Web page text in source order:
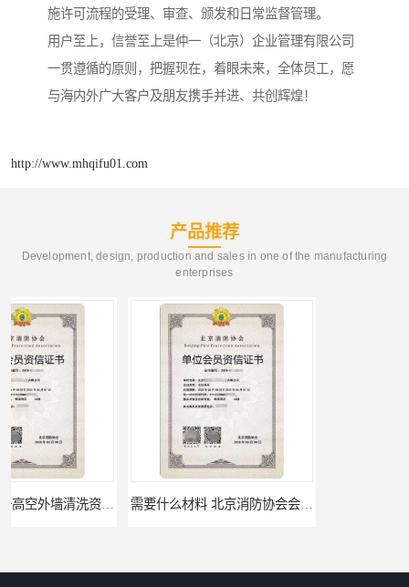
施许可流程的受理、审查、颁发和日常监督管理。
用户至上，信誉至上是仲一（北京）企业管理有限公司
一贯遵循的原则，把握现在，着眼未来，全体员工，愿
与海内外广大客户及朋友携手并进、共创辉煌！
http://www.mhqifu01.com
产品推荐
Development, design, production and sales in one of the manufacturing
enterprises
需要什么材料 北京消防协会会员证有什么要求